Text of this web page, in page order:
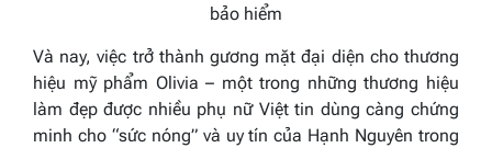
bảo hiểm
Và nay, việc trở thành gương mặt đại diện cho thương
hiệu mỹ phẩm Olivia – một trong những thương hiệu
làm đẹp được nhiều phụ nữ Việt tin dùng càng chứng
minh cho “sức nóng” và uy tín của Hạnh Nguyên trong